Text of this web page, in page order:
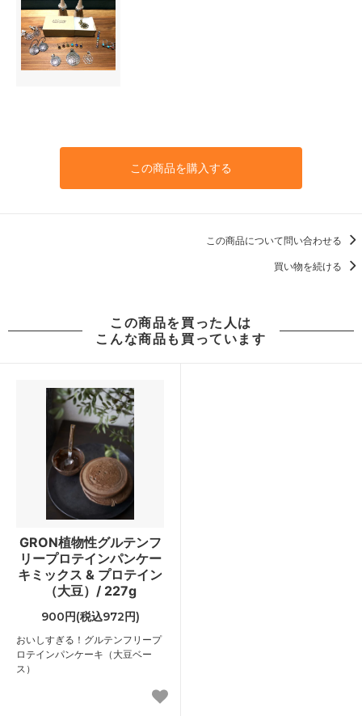
この商品を購入する
この商品について問い合わせる
買い物を続ける
この商品を買った人は
こんな商品も買っています
GRON植物性グルテンフ
リープロテインパンケー
キミックス & プロテイン
（大豆）/ 227g
900円(税込972円)
おいしすぎる！グルテンフリープ
ロテインパンケーキ（大豆ベー
ス）